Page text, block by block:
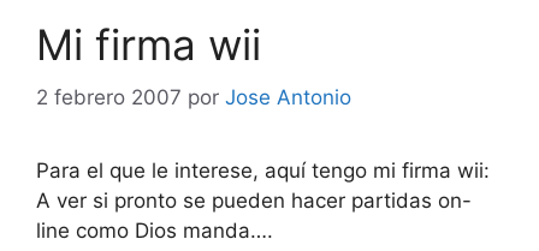
Mi firma wii
2 febrero 2007 por Jose Antonio
Para el que le interese, aquí tengo mi firma wii:
A ver si pronto se pueden hacer partidas on-
line como Dios manda….